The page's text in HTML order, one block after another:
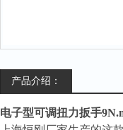
产品介绍：
电子型可调扭力扳手